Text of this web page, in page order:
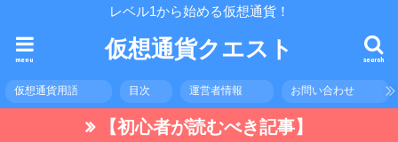
レベル1から始める仮想通貨！
仮想通貨クエスト search
menu
仮想通貨用語 目次 運営者情報 お問い合わせ
【初心者が読むべき記事】